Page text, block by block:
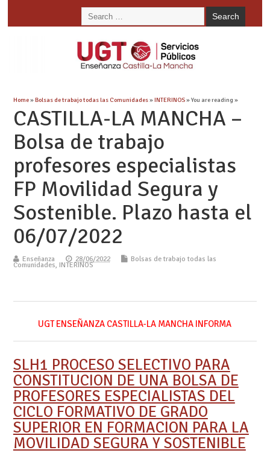
Home»Bolsas de trabajo todas las Comunidades»INTERINOS» You are reading »
CASTILLA-LA MANCHA –
Bolsa de trabajo
profesores especialistas
FP Movilidad Segura y
Sostenible. Plazo hasta el
06/07/2022
Enseñanza 28/06/2022 Bolsas de trabajo todas las
Comunidades, INTERINOS
UGT ENSEÑANZA CASTILLA-LA MANCHA INFORMA
SLH1 PROCESO SELECTIVO PARA
CONSTITUCION DE UNA BOLSA DE
PROFESORES ESPECIALISTAS DEL
CICLO FORMATIVO DE GRADO
SUPERIOR EN FORMACION PARA LA
MOVILIDAD SEGURA Y SOSTENIBLE